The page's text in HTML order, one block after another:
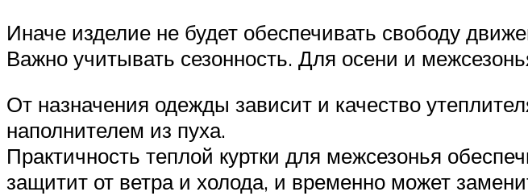
Иначе изделие не будет обеспечивать свободу
Важно учитывать сезонность. Для осени и
От назначения одежды зависит и качество
наполнителем из пуха.
Практичность теплой куртки для межсезонья
защитит от ветра и холода, и временно может